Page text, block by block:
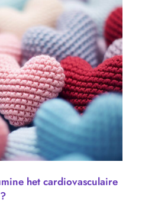
het cardiovasculaire